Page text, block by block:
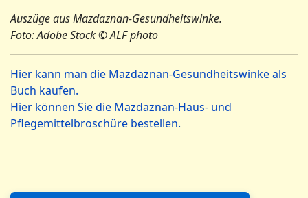
Auszüge aus Mazdaznan-Gesundheitswinke.
Foto: Adobe Stock © ALF photo
Hier kann man die Mazdaznan-Gesundheitswinke als
Buch kaufen.
Hier können Sie die Mazdaznan-Haus- und
Pflegemittelbroschüre bestellen.